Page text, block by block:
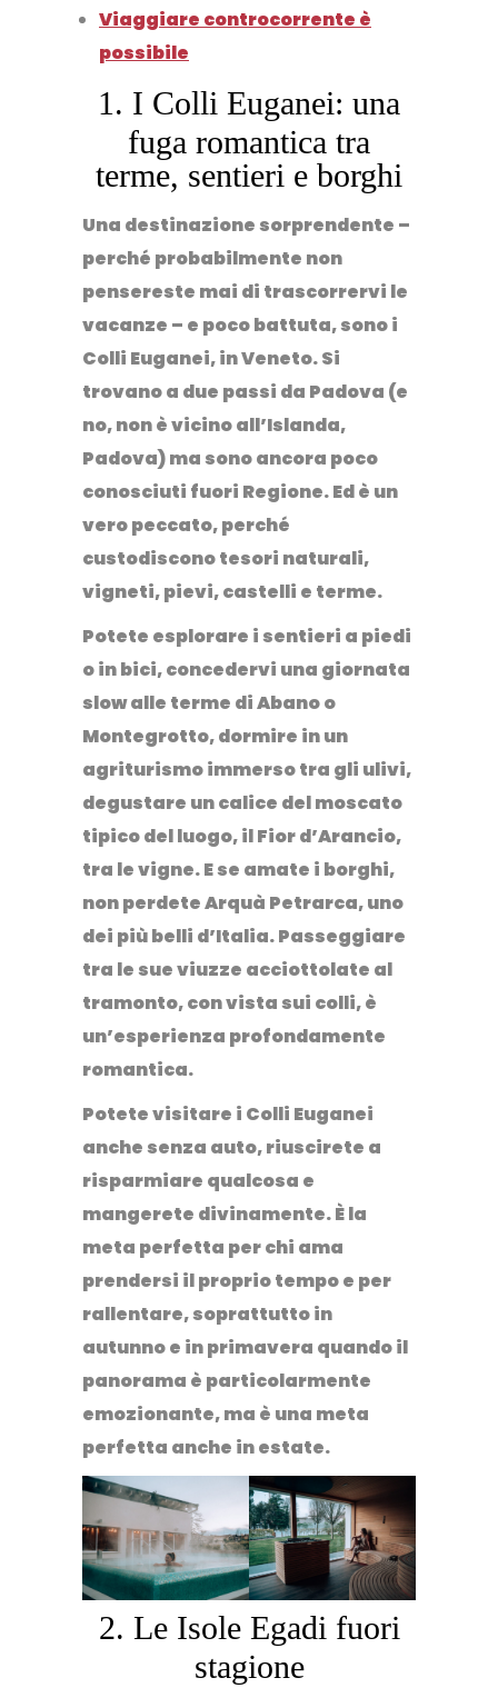
Viaggiare controcorrente è
possibile
1. I Colli Euganei: una
fuga romantica tra
terme, sentieri e borghi
Una destinazione sorprendente –
perché probabilmente non
pensereste mai di trascorrervi le
vacanze – e poco battuta, sono i
Colli Euganei, in Veneto. Si
trovano a due passi da Padova (e
no, non è vicino all’Islanda,
Padova) ma sono ancora poco
conosciuti fuori Regione. Ed è un
vero peccato, perché
custodiscono tesori naturali,
vigneti, pievi, castelli e terme.
Potete esplorare i sentieri a piedi
o in bici, concedervi una giornata
slow alle terme di Abano o
Montegrotto, dormire in un
agriturismo immerso tra gli ulivi,
degustare un calice del moscato
tipico del luogo, ilFior d’Arancio,
tra le vigne. E se amate i borghi,
non perdeteArquà Petrarca, uno
dei più belli d’Italia. Passeggiare
tra le sue viuzze acciottolate al
tramonto, con vista sui colli, è
un’esperienza profondamente
romantica.
Potete visitare i Colli Euganei
anche senza auto, riuscirete a
risparmiare qualcosa e
mangerete divinamente. È la
meta perfetta per chi ama
prendersi il proprio tempo e per
rallentare, soprattutto in
autunno e in primavera quando il
panorama è particolarmente
emozionante, ma è una meta
perfetta anche in estate.
2. Le Isole Egadi fuori
stagione